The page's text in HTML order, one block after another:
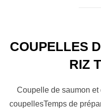
COUPELLES
RIZ
Coupelle de saumon
coupellesTemps de